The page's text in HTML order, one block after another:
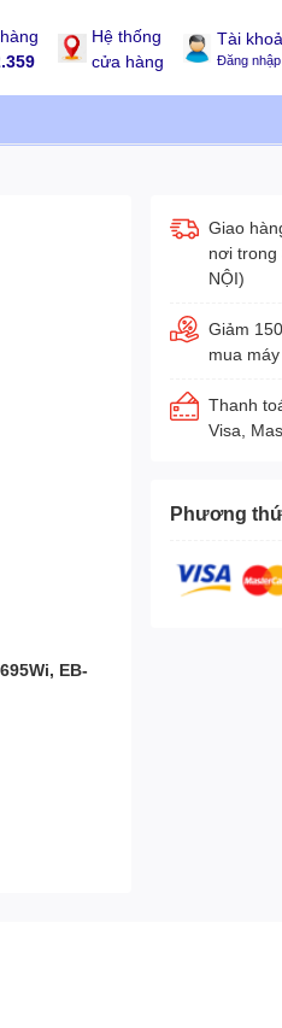
Hệ thống
cửa hàng
Tài
Đăng nhập
EB-
Giao
nơi trong
NỘI)
Giảm
mua
Thanh
Visa,
Phương